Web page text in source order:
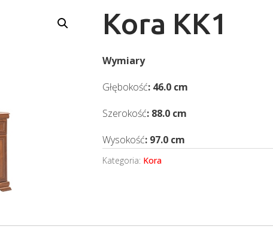
Kora KK1
Wymiary
Głębokość: 46.0 cm
Szerokość: 88.0 cm
Wysokość: 97.0 cm
Kategoria: Kora